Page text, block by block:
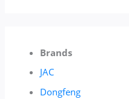
Brands
JAC
Dongfeng